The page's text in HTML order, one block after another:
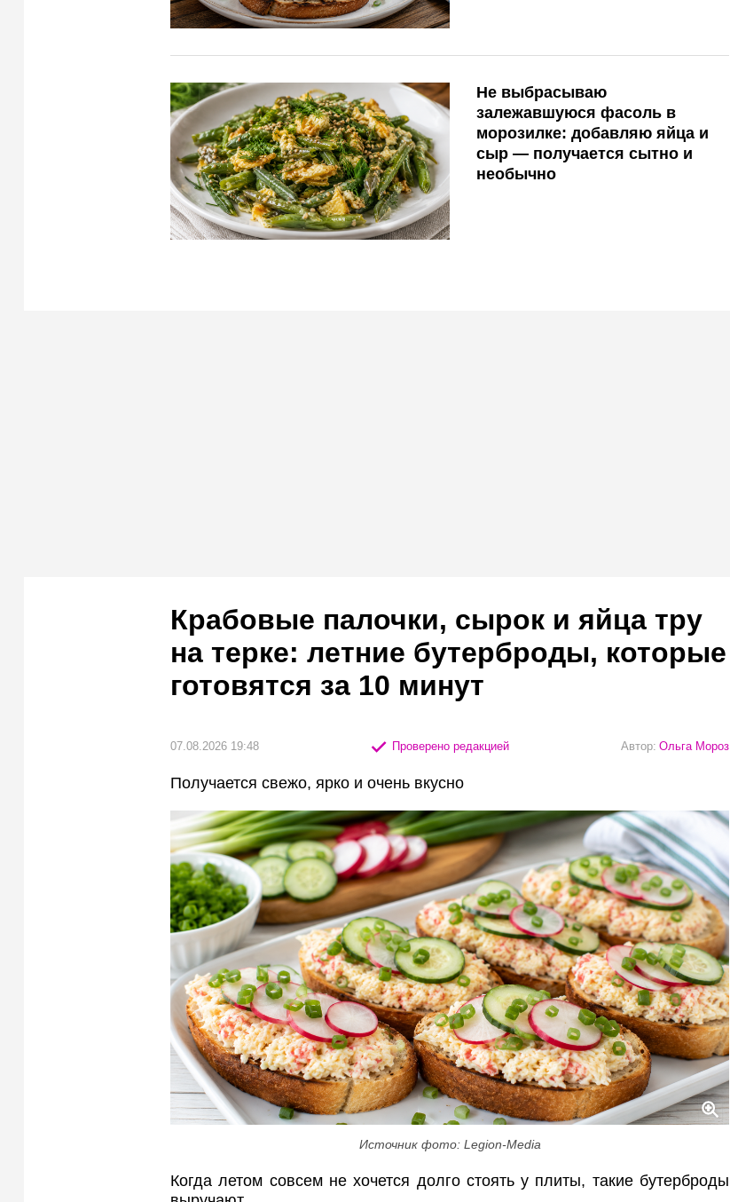
Не выбрасываю
залежавшуюся фасоль в
морозилке: добавляю яйца и
сыр — получается сытно и
необычно
Крабовые палочки, сырок и яйца тру
на терке: летние бутерброды, которые
готовятся за 10 минут
07.08.2026 19:48 Проверено редакцией Автор: Ольга Мороз
Получается свежо, ярко и очень вкусно
Источник фото: Legion-Media
Когда летом совсем не хочется долго стоять у плиты, такие бутерброды